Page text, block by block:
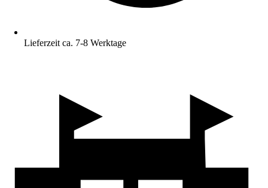
Lieferzeit ca. 7-8 Werktage